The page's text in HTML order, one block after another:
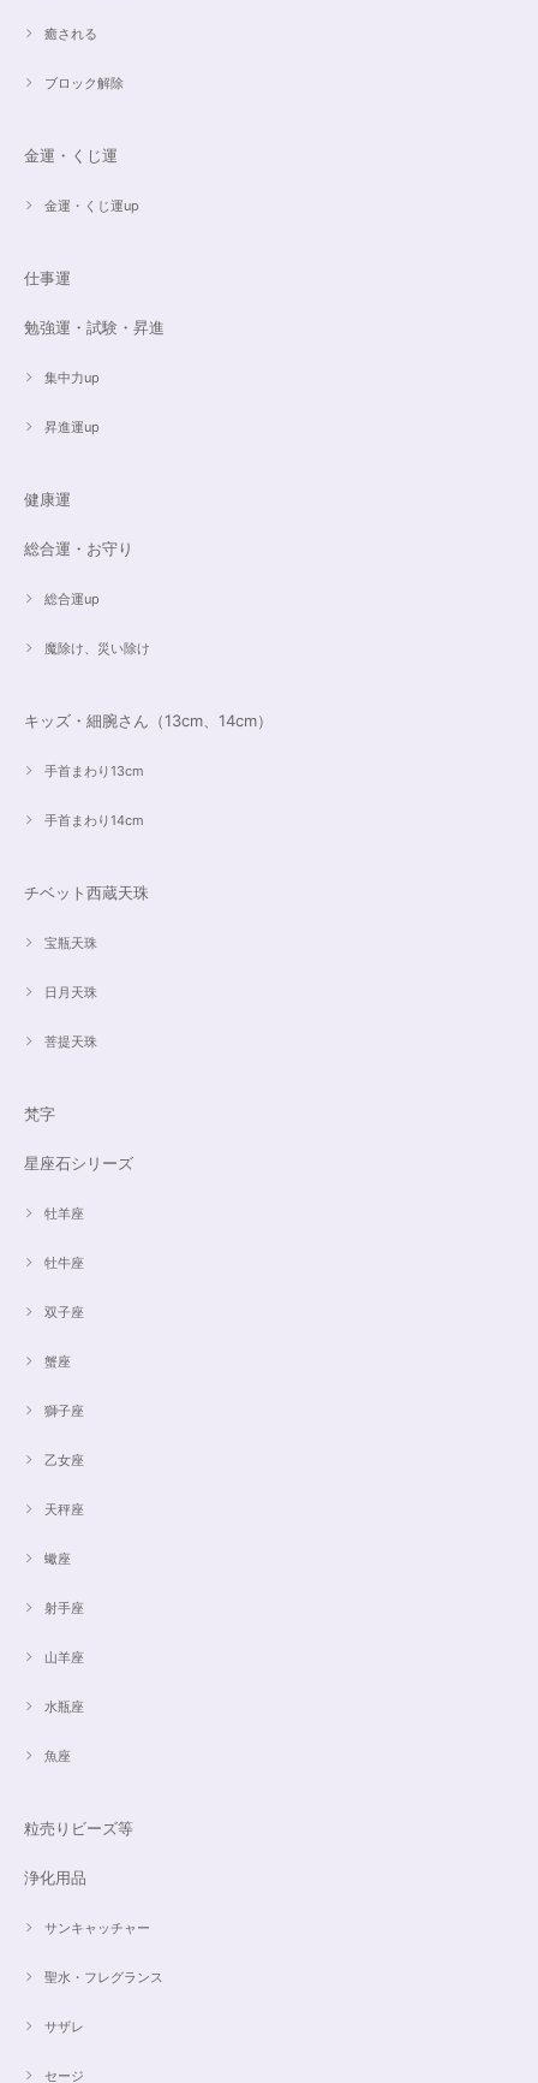
癒される
ブロック解除
金運・くじ運
金運・くじ運up
仕事運
勉強運・試験・昇進
集中力up
昇進運up
健康運
総合運・お守り
総合運up
魔除け、災い除け
キッズ・細腕さん（13cm、14cm）
手首まわり13cm
手首まわり14cm
チベット西蔵天珠
宝瓶天珠
日月天珠
菩提天珠
梵字
星座石シリーズ
牡羊座
牡牛座
双子座
蟹座
獅子座
乙女座
天秤座
蠍座
射手座
山羊座
水瓶座
魚座
粒売りビーズ等
浄化用品
サンキャッチャー
聖水・フレグランス
サザレ
セージ